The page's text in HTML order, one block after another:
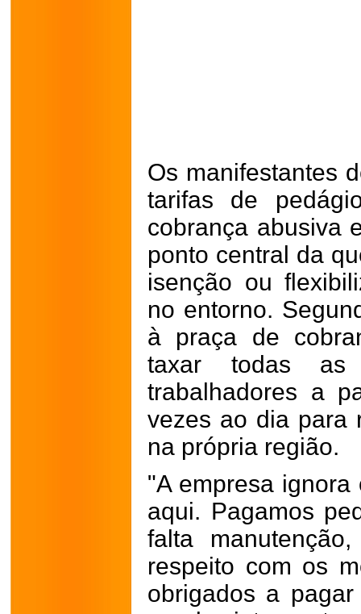
Os manifestantes
tarifas de
cobrança abusiva
ponto central da
isenção ou
no entorno.
à praça de
taxar todas as
trabalhadores a
vezes ao dia para
na própria região.
"A empresa
aqui. Pagamos
falta
respeito com os
obrigados a